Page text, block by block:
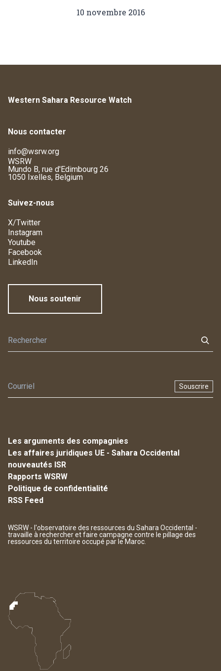
10 novembre 2016
Western Sahara Resource Watch
Nous contacter
info@wsrw.org
WSRW
Mundo B, rue d'Edimbourg 26
1050 Ixelles, Belgium
Suivez-nous
X/Twitter
Instagram
Youtube
Facebook
LinkedIn
Nous soutenir
Souscrire
Les arguments des compagnies
Les affaires juridiques UE - Sahara Occidental
nouveautés ISR
Rapports WSRW
Politique de confidentialité
RSS Feed
WSRW - l'observatoire des ressources du Sahara Occidental -
travaille à rechercher et faire campagne contre le pillage des
ressources du territoire occupé par le Maroc.